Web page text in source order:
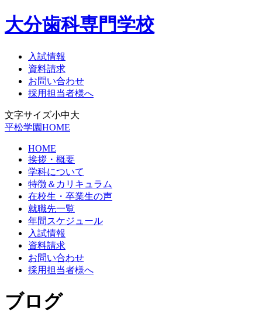
大分歯科専門学校
入試情報
資料請求
お問い合わせ
採用担当者様へ
文字サイズ小中大
平松学園HOME
HOME
挨拶・概要
学科について
特徴＆カリキュラム
在校生・卒業生の声
就職先一覧
年間スケジュール
入試情報
資料請求
お問い合わせ
採用担当者様へ
ブログ